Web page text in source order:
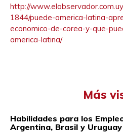
http://www.elobservador.com.
1844/puede-america-latina-
economico-de-corea-y-que-
america-latina/
Más
Habilidades para los
Argentina, Brasil y Uruguay